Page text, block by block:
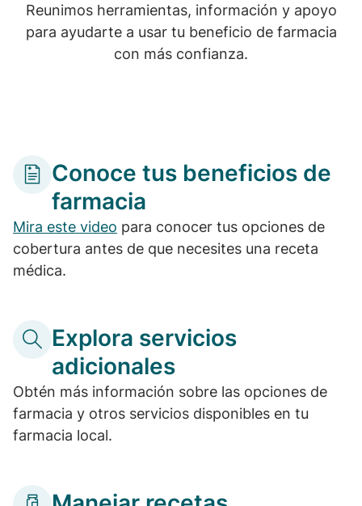
Reunimos herramientas, información y apoyo
para ayudarte a usar tu beneficio de farmacia
con más confianza.
Conoce tus beneficios de
farmacia
Mira este video para conocer tus opciones de
cobertura antes de que necesites una receta
médica.
Explora servicios
adicionales
Obtén más información sobre las opciones de
farmacia y otros servicios disponibles en tu
farmacia local.